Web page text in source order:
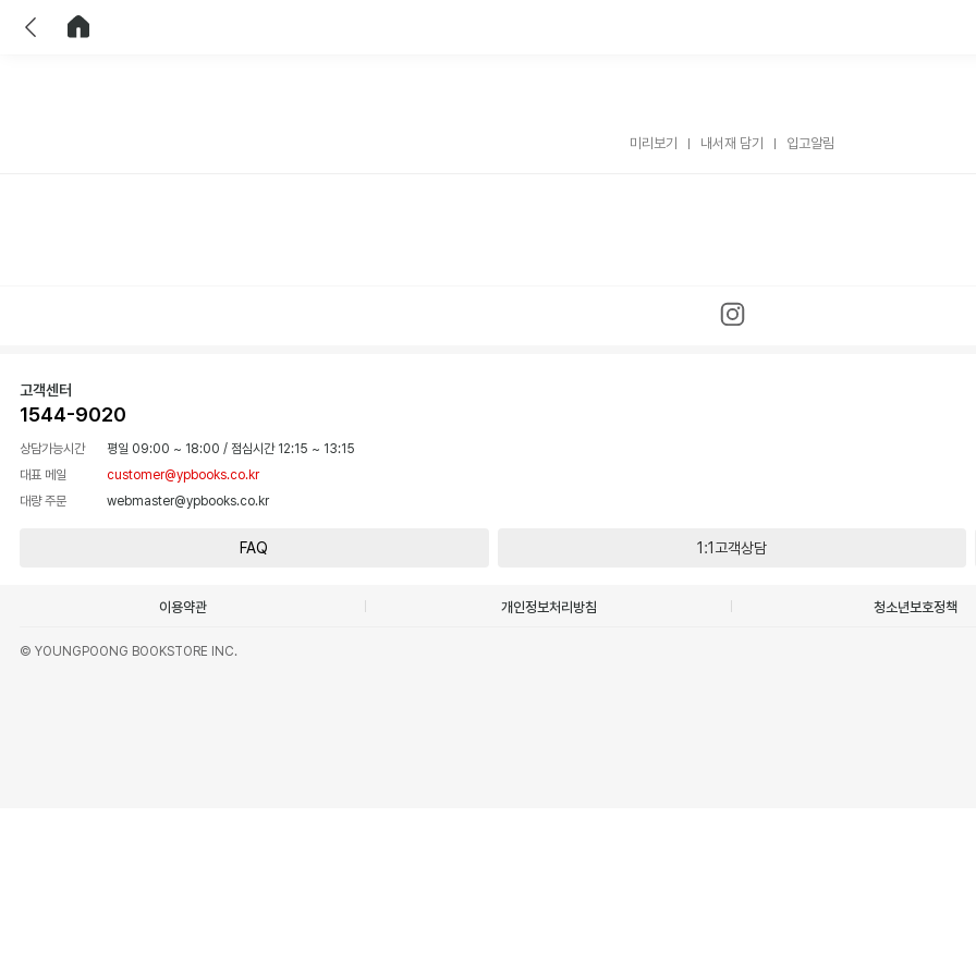
미리보기 내서재 담기 입고알림
고객센터
1544-9020
상담가능시간 평일 09:00 ~ 18:00 / 점심시간 12:15 ~ 13:15
대표 메일
customer@ypbooks.co.kr
대량 주문
webmaster@ypbooks.co.kr
FAQ 1:1고객상담
이용약관 개인정보처리방침 청소년보호정책
© YOUNGPOONG BOOKSTORE INC.